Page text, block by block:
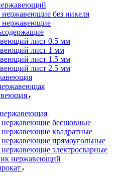
без никеля
нержавеющие
лист 0.5 мм
лист 1 мм
лист 1.5 мм
лист 2.5 мм
бесшовные
квадратные
прямоугольные
электросварные
нержавеющий